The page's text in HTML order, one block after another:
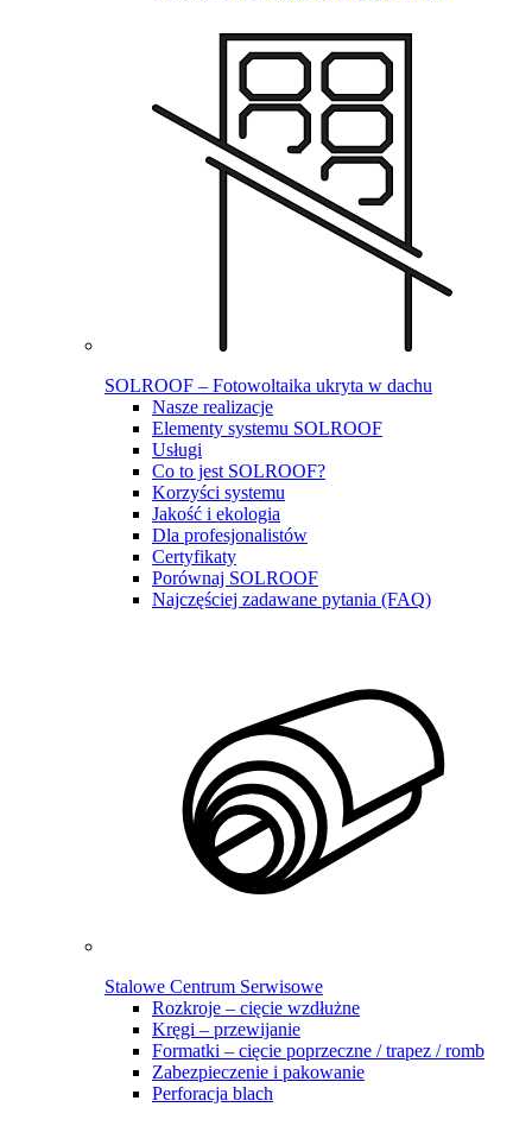
SOLROOF – Fotowoltaika ukryta w dachu
Nasze realizacje
Elementy systemu SOLROOF
Usługi
Co to jest SOLROOF?
Korzyści systemu
Jakość i ekologia
Dla profesjonalistów
Certyfikaty
Porównaj SOLROOF
Najczęściej zadawane pytania (FAQ)
Stalowe Centrum Serwisowe
Rozkroje – cięcie wzdłużne
Kręgi – przewijanie
Formatki – cięcie poprzeczne / trapez / romb
Zabezpieczenie i pakowanie
Perforacja blach